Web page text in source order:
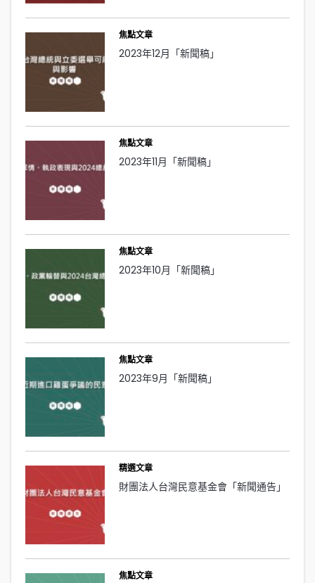
焦點文章
2023年12月「新聞稿」
焦點文章
2023年11月「新聞稿」
焦點文章
2023年10月「新聞稿」
焦點文章
2023年9月「新聞稿」
精選文章
財團法人台灣民意基金會「新聞通告」
焦點文章